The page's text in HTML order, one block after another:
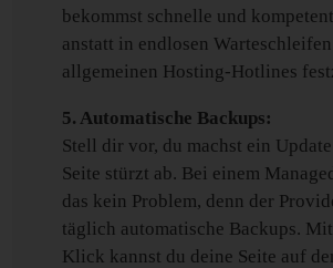
bekommst schnelle und
anstatt in endlosen
allgemeinen Hosting-Hotlines
5. Automatische Backups:
Stell dir vor, du machst ein
Seite stürzt ab. Bei einem
das kein Problem, denn der
täglich automatische Backups.
Klick kannst du deine Seite auf